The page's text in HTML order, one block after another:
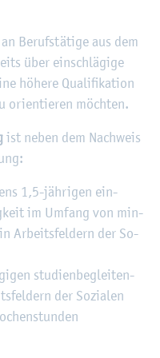
Be­rufs­tä­ti­ge aus dem
über ein­schlä­gi­ge
hö­he­re Qua­li­fi­ka­ti­on
ori­en­tie­ren möch­ten.
ist neben dem Nach­weis
1,5-jä­hr­igen ein­
im Um­fang von min­
Ar­beits­fel­dern der So­
stu­di­en­be­glei­ten­
der So­zia­len